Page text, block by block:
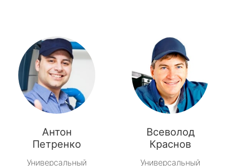
Антон
Петренко
Универсальный
Всеволод
Краснов
Универсальный